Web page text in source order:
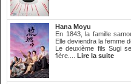
Hana Moyu
En 1843, la famille
Elle deviendra la femme
Le deuxième fils Sugi
fière.... Lire la suite